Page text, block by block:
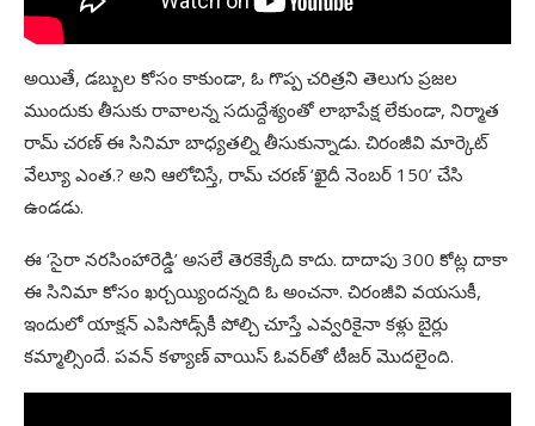
అయితే, డబ్బుల కోసం కాకుండా, ఓ గొప్ప చరిత్రని తెలుగు ప్రజల
ముందుకు తీసుకు రావాలన్న సదుద్దేశ్యంతో లాభాపేక్ష లేకుండా, నిర్మాత
రామ్‌ చరణ్‌ ఈ సినిమా బాధ్యతల్ని తీసుకున్నాడు. చిరంజీవి మార్కెట్‌
వేల్యూ ఎంత.? అని ఆలోచిస్తే, రామ్‌ చరణ్‌ ‘ఖైదీ నెంబర్‌ 150’ చేసి
ఉండడు.
ఈ ‘సైరా నరసింహారెడ్డి’ అసలే తెరకెక్కేది కాదు. దాదాపు 300 కోట్ల దాకా
ఈ సినిమా కోసం ఖర్చయ్యిందన్నది ఓ అంచనా. చిరంజీవి వయసుకీ,
ఇందులో యాక్షన్‌ ఎపిసోడ్స్‌కీ పోల్చి చూస్తే ఎవ్వరికైనా కళ్లు బైర్లు
కమ్మాల్సిందే. పవన్‌ కళ్యాణ్‌ వాయిస్‌ ఓవర్‌తో టీజర్‌ మొదలైంది.